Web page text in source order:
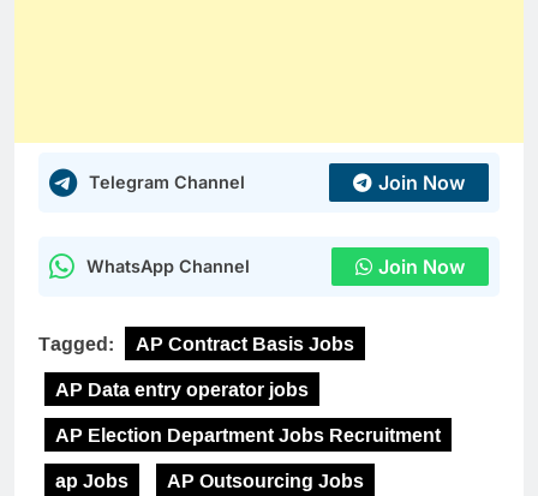
Telegram Channel Join Now
WhatsApp Channel Join Now
Tagged:
AP Contract Basis Jobs
AP Data entry operator jobs
AP Election Department Jobs Recruitment
ap Jobs
AP Outsourcing Jobs